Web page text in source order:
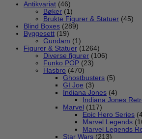
Antikvariat (46)
Bøker (1)
Brukte Figurer & Statuer (45)
Blind Boxes (289)
Byggesett (19)
Gundam (1)
Figurer & Statuer (1264)
Diverse figurer (106)
Funko POP (23)
Hasbro (470)
Ghostbusters (5)
GI Joe (3)
Indiana Jones (4)
Indiana Jones
Marvel (117)
Epic Hero Series
Marvel Legends
Marvel Legends
Star Wars (213)